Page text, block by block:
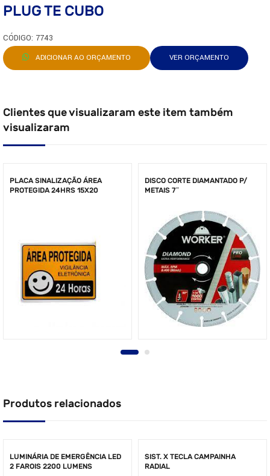
PLUG TE CUBO
CÓDIGO: 7743
ADICIONAR AO ORÇAMENTO VER ORÇAMENTO
Clientes que visualizaram este item também
visualizaram
PLACA SINALIZAÇÃO ÁREA
PROTEGIDA 24HRS 15X20
DISCO CORTE DIAMANTADO P/
METAIS 7″
Produtos relacionados
LUMINÁRIA DE EMERGÊNCIA LED
2 FAROIS 2200 LUMENS
SIST. X TECLA CAMPAINHA
RADIAL